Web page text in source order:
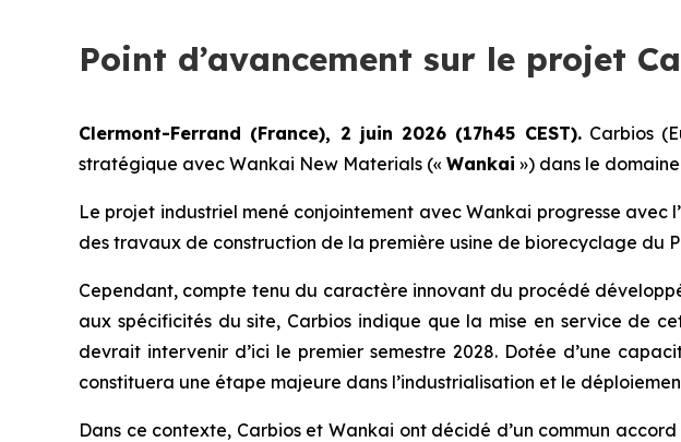
Point d’avancement sur le projet
Clermont-Ferrand (France), 2 juin 2026 (17h45 CEST).Carbios
stratégique avec Wankai New Materials (« Wankai ») dans le
Le projet industriel mené conjointement avec Wankai progresse
des travaux de construction de la première usine de biorecyclage du
Cependant, compte tenu du caractère innovant du procédé
aux spécificités du site, Carbios indique que la mise en service de
devrait intervenir d’ici le premier semestre 2028. Dotée d’une
constituera une étape majeure dans l’industrialisation et le
Dans ce contexte, Carbios et Wankai ont décidé d’un commun